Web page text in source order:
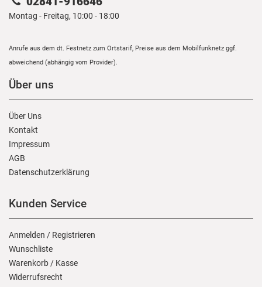
Montag - Freitag, 10:00 - 18:00
Anrufe aus dem dt. Festnetz zum Ortstarif, Preise aus dem Mobilfunknetz ggf.
abweichend (abhängig vom Provider).
Über uns
Über Uns
Kontakt
Impressum
AGB
Daten­schutz­erklärung
Kunden Service
Anmelden / Registrieren
Wunschliste
Warenkorb / Kasse
Widerrufs­recht